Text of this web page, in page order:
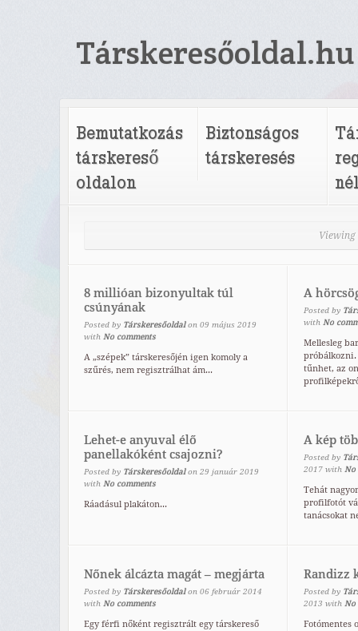
Társkeresőoldal.hu
Bemutatkozás
társkereső
oldalon
Biztonságos
társkeresés
Viewing
8 millióan bizonyultak túl
csúnyának
Posted by Társkeresőoldal on 09 május 2019
with No comments
A „szépek” társkeresőjén igen komoly a
szűrés, nem regisztrálhat ám...
A
Posted by
with No
Mellesleg
próbálkozni.
tűnhet, az
Lehet-e anyuval élő
panellakóként csajozni?
Posted by Társkeresőoldal on 29 január 2019
with No comments
Ráadásul plakáton...
A kép
Posted by
2017 with No
Tehát
profilfotót
tanácsokat
Nőnek álcázta magát – megjárta
Posted by Társkeresőoldal on 06 február 2014
with No comments
Egy férfi nőként regisztrált egy társkereső
Randizz
Posted by
2013 with No
Fotómentes